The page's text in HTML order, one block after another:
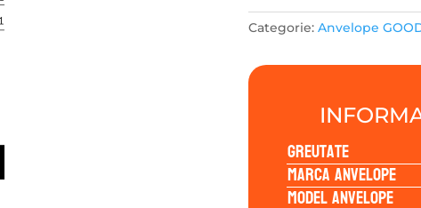
Z-
401
155/65R14
75T
Categorie: Anvelope
Greutate
Marca anvelope
Model anvelope